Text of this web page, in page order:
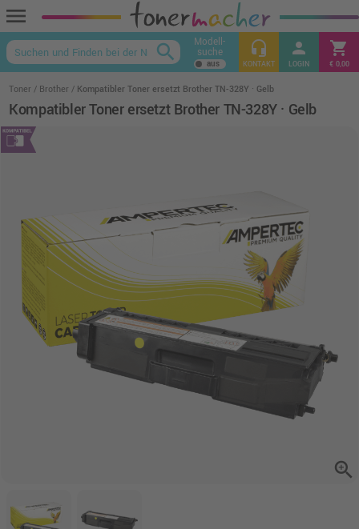
menu
keyboard_arrow_up
search Modell-
suche headset_mic
KONTAKT
person
LOGIN
shopping_cart
€ 0,00
Toner Brother Kompatibler Toner ersetzt Brother TN-328Y · Gelb
Kompatibler Toner ersetzt Brother TN-328Y · Gelb
zoom_in